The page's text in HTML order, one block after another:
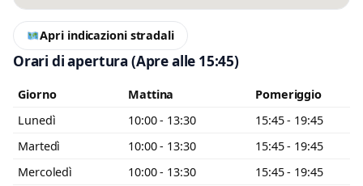
Apri indicazioni stradali
Orari di apertura(Apre alle 15:45)
Giorno Mattina
Pomeriggio
Lunedì
10:00 - 13:30
15:45 - 19:45
Martedì
10:00 - 13:30
15:45 - 19:45
Mercoledì
10:00 - 13:30
15:45 - 19:45
Minimo 20 caratteri
0 / 2000
Invia messaggio